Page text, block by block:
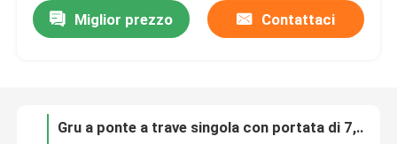
Chi siamo
Controllo di qualità
Miglior prezzo Contattaci
Gru a ponte a trave singola con portata di 7,5-22,5 m 5 tonnellate
Carroponte sopraelevato della doppia trave di iso 100 tonnellate gru a ponte da 30 tonnellate anticorrosivo